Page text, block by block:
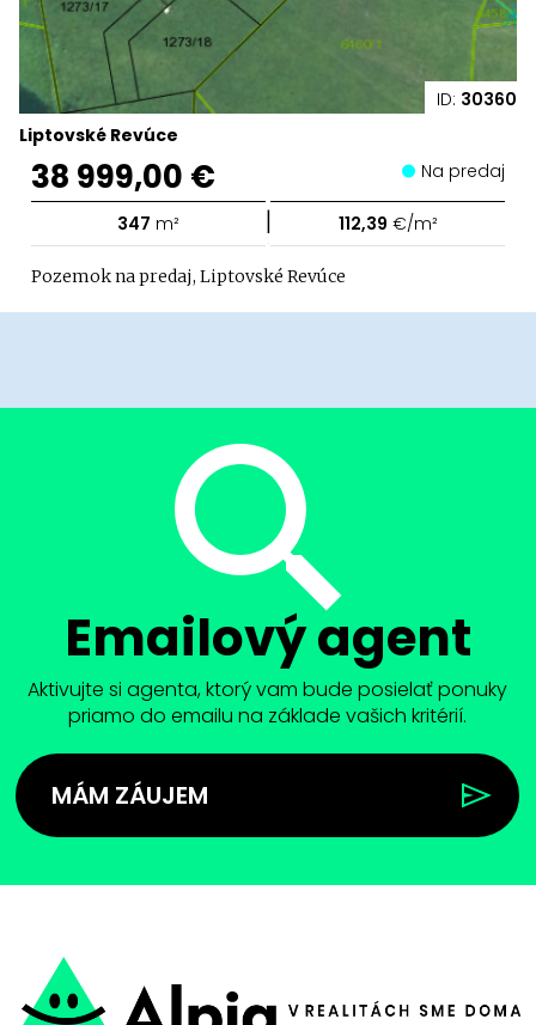
ID: 30360
Liptovské Revúce
38 999,00 € Na predaj
347 m² | 112,39 €/m²
Pozemok na predaj, Liptovské Revúce
Emailový agent
Aktivujte si agenta, ktorý vam bude posielať ponuky
priamo do emailu na základe vašich kritérií.
MÁM ZÁUJEM